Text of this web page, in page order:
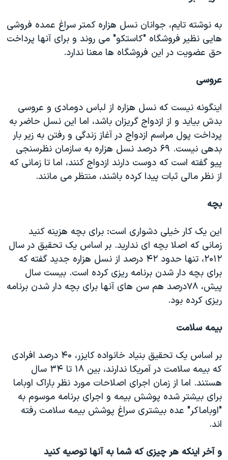
به نوشته تایم، جوانان نسل هزاره کمتر سراغ عمده فروشی
هایی نظیر فروشگاه "کاستکو" می روند و برای آنها پرداخت
حق عضویت در این فروشگاه ها معنا ندارد.
عروسی
اینگونه نیست که نسل هزاره از لباس دومادی و عروسی
بدش بیاید و از ازدواج گریزان باشد، اما این نسل حاضر به
پرداخت پول مراسم ازدواج در آغاز زندگی و رفتن به زیر بار
بدهی نیست. ۶۹ درصد نسل هزاره به سازمان نظرسنجی
پیو گفته است که دوست دارند ازدواج کنند، اما تا زمانی که
از نظر مالی ثبات پیدا کرده باشند، منتظر می مانند.
بچه
این یک کار خیلی دشواری است: برای بچه هزینه کنید
زمانی که اصلا بچه ای ندارید. بر اساس یک تحقیق در سال
۲۰۱۲، تنها حدود ۴۲ درصد از نسل هزاره جدید گفته که
برای بچه دار شدن برنامه ریزی کرده است. بیست سال
پیش، ۷۸درصد هم سن های آنها برای بچه دار شدن برنامه
ریزی کرده بود.
بیمه سلامت
بر اساس یک تحقیق بنیاد خانواده کایزر، ۴۰ درصد افرادی
که بیمه سلامت در آمریکا ندارند، بین ۱۸ تا ۳۴ سال
هستند. اما از زمان اجرای اصلاحات مورد نظر باراک اوباما
برای بیشتر شده پوشش بیمه و اجرای برنامه موسوم به
"اوباماکر" عده بیشتری سراغ پوشش بیمه سلامت رفته
اند.
و آخر اینکه هر چیزی که شما به آنها توصیه کنید